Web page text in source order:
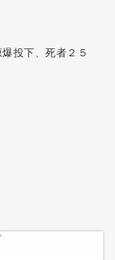
投下、死者２５